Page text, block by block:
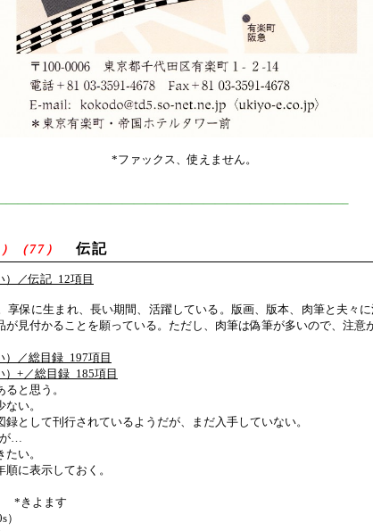
*ファックス、使えません。
（77） 伝記
）／伝記_12項目
享保に生まれ、長い期間、活躍している。版画、版本、肉筆と夫々
見付かることを願っている。ただし、肉筆は偽筆が多いので、注意
／総目録_197項目
+／総目録_185項目
と思う。
い。
として刊行されているようだが、まだ入手していない。
が…
い。
に表示しておく。
*きよます